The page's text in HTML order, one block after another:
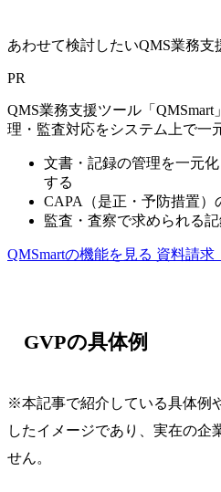
あわせて検討したいQMS業務支
PR
QMS業務支援ツール「
理・監査対応をシステム上で一
文書・記録の管理を一元
する
CAPA（是正・予防措置）
監査・査察で求められる
QMSmartの機能を見る 資料請求
GVPの具体例
※本記事で紹介している具体例
したイメージであり、実在の企
せん。